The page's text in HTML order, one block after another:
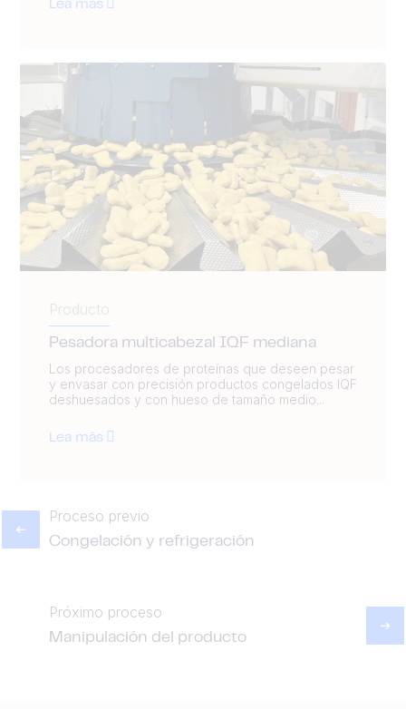
Lea más
Producto
Pesadora multicabezal IQF mediana
Los procesadores de proteínas que deseen pesar
y envasar con precisión productos congelados IQF
deshuesados y con hueso de tamaño medio...
Lea más
Proceso previo
Congelación y refrigeración
Próximo proceso
Manipulación del producto